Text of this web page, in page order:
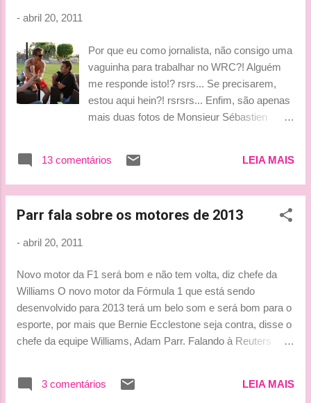
behind the wheel. “It’s much better than last year because
he’s finding the right way by finishing rallies without making
mistakes,” said Lindstrom. “There’s no difference to what
he’s doing. Rallying was a brand new experience for him
when he st...
- abril 20, 2011
Por que eu como jornalista, não consigo uma
vaguinha para trabalhar no WRC?! Alguém
me responde isto!? rsrs... Se precisarem,
estou aqui hein?! rsrsrs... Enfim, são apenas
mais duas fotos de Monsieur Sébastien
da Jordânia. Agora as meninas já podem
surtar, porque sei que é isto que vocês
rsrsrs.... Beijinhos, Ludy
13 comentários LEIA MAIS
Parr fala sobre os motores de 2013
- abril 20, 2011
Novo motor da F1 será bom e não tem volta, diz chefe da
Williams O novo motor da Fórmula 1 que está sendo
desenvolvido para 2013 terá um belo som e será bom para o
esporte, por mais que Bernie Ecclestone seja contra, disse o
chefe da equipe Williams, Adam Parr. Falando à Reuters
despeito da crescente oposição de certos setores.
3 comentários LEIA MAIS